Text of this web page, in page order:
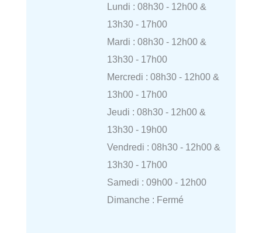
Lundi : 08h30 - 12h00 &
13h30 - 17h00
Mardi : 08h30 - 12h00 &
13h30 - 17h00
Mercredi : 08h30 - 12h00 &
13h00 - 17h00
Jeudi : 08h30 - 12h00 &
13h30 - 19h00
Vendredi : 08h30 - 12h00 &
13h30 - 17h00
Samedi : 09h00 - 12h00
Dimanche : Fermé